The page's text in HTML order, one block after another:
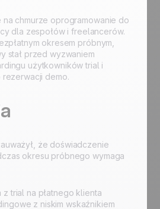
na chmurze oprogramowanie do
dla zespołów i freelancerów.
okresem próbnym,
stał przed wyzwaniem
użytkowników trial i
demo.
że doświadczenie
okresu próbnego wymaga
z trial na płatnego klienta
z niskim wskaźnikiem